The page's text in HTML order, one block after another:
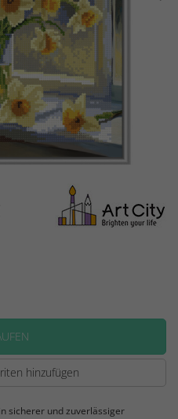
hinzufügen
sicherer und zuverlässiger